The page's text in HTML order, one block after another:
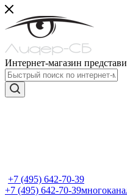
Интернет-магазин
+7 (495) 642-70-39
+7 (495) 642-70-39